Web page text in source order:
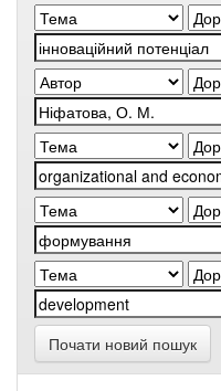
Почати новий пошук